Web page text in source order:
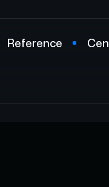
Reference